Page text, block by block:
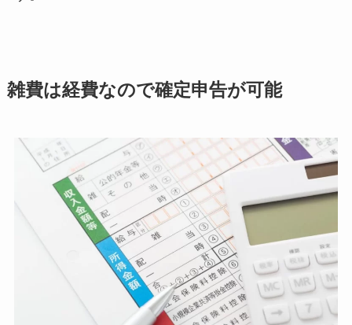
雑費は経費なので確定申告が可能